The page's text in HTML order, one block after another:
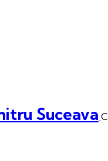
Suceava